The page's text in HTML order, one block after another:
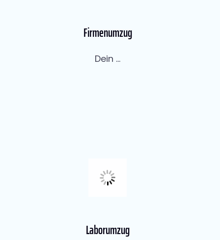
Firmenumzug
Dein ...
Laborumzug